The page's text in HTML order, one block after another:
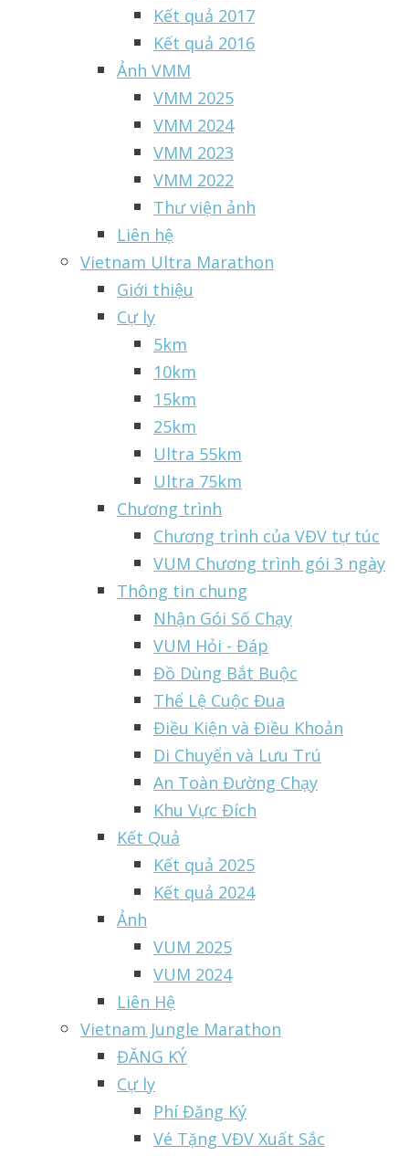
Kết quả 2017
Kết quả 2016
Ảnh VMM
VMM 2025
VMM 2024
VMM 2023
VMM 2022
Thư viện ảnh
Liên hệ
Vietnam Ultra Marathon
Giới thiệu
Cự ly
5km
10km
15km
25km
Ultra 55km
Ultra 75km
Chương trình
Chương trình của VĐV tự túc
VUM Chương trình gói 3 ngày
Thông tin chung
Nhận Gói Số Chạy
VUM Hỏi - Đáp
Đồ Dùng Bắt Buộc
Thể Lệ Cuộc Đua
Điều Kiện và Điều Khoản
Di Chuyển và Lưu Trú
An Toàn Đường Chạy
Khu Vực Đích
Kết Quả
Kết quả 2025
Kết quả 2024
Ảnh
VUM 2025
VUM 2024
Liên Hệ
Vietnam Jungle Marathon
ĐĂNG KÝ
Cự ly
Phí Đăng Ký
Vé Tặng VĐV Xuất Sắc